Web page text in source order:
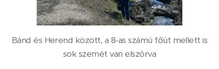
Bánd és Herend között, a 8-as számú főút mellett is
sok szemét van elszórva